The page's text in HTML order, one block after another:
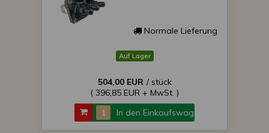
Normale Lieferung
Auf Lager
504,00 EUR / stück
( 396,85 EUR + MwSt. )
In den Einkaufswagen